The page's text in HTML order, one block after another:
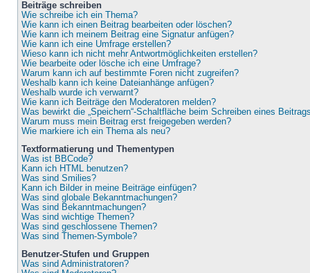
Beiträge schreiben
Wie schreibe ich ein Thema?
Wie kann ich einen Beitrag bearbeiten oder löschen?
Wie kann ich meinem Beitrag eine Signatur anfügen?
Wie kann ich eine Umfrage erstellen?
Wieso kann ich nicht mehr Antwortmöglichkeiten erstellen?
Wie bearbeite oder lösche ich eine Umfrage?
Warum kann ich auf bestimmte Foren nicht zugreifen?
Weshalb kann ich keine Dateianhänge anfügen?
Weshalb wurde ich verwarnt?
Wie kann ich Beiträge den Moderatoren melden?
Was bewirkt die „Speichern“-Schaltfläche beim Schreiben eines
Warum muss mein Beitrag erst freigegeben werden?
Wie markiere ich ein Thema als neu?
Textformatierung und Thementypen
Was ist BBCode?
Kann ich HTML benutzen?
Was sind Smilies?
Kann ich Bilder in meine Beiträge einfügen?
Was sind globale Bekanntmachungen?
Was sind Bekanntmachungen?
Was sind wichtige Themen?
Was sind geschlossene Themen?
Was sind Themen-Symbole?
Benutzer-Stufen und Gruppen
Was sind Administratoren?